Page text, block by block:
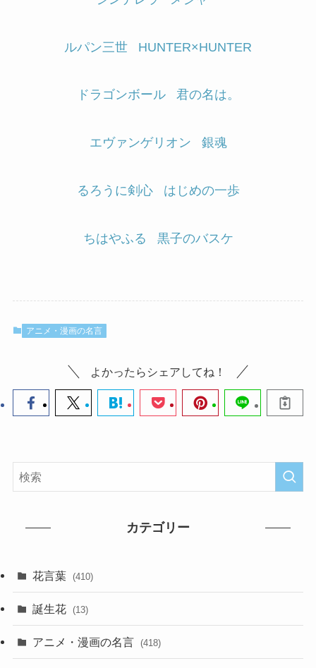
ルパン三世 HUNTER×HUNTER
ドラゴンボール 君の名は。
エヴァンゲリオン 銀魂
るろうに剣心 はじめの一歩
ちはやふる 黒子のバスケ
アニメ・漫画の名言
よかったらシェアしてね！
カテゴリー
花言葉 (410)
誕生花 (13)
アニメ・漫画の名言 (418)